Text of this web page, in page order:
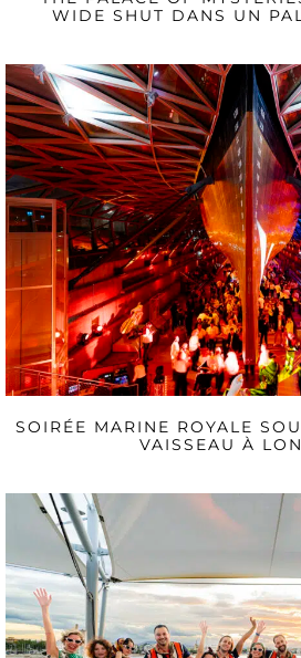
WIDE SHUT DANS UN
SOIRÉE MARINE ROYALE
VAISSEAU À